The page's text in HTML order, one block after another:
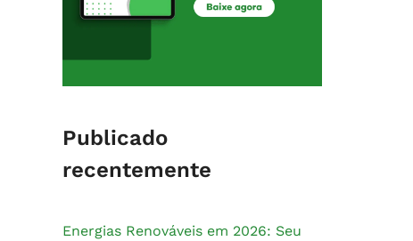
Publicado
recentemente
Energias Renováveis em 2026: Seu